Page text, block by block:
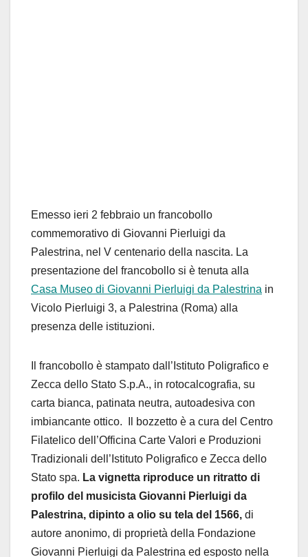
Emesso ieri 2 febbraio un francobollo
commemorativo di Giovanni Pierluigi da
Palestrina, nel V centenario della nascita. La
presentazione del francobollo si è tenuta alla
Casa Museo di Giovanni Pierluigi da Palestrina in
Vicolo Pierluigi 3, a Palestrina (Roma) alla
presenza delle istituzioni.
Il francobollo è stampato dall’Istituto Poligrafico e
Zecca dello Stato S.p.A., in rotocalcografia, su
carta bianca, patinata neutra, autoadesiva con
imbiancante ottico. Il bozzetto è a cura de l Centro
Filatelico dell’Officina Carte Valori e Produzioni
Tradizionali dell’Istituto Poligrafico e Zecca dello
Stato spa. La vignetta riproduce un ritratto di
profilo del musicista Giovanni Pierluigi da
Palestrina, dipinto a olio su tela del 1566, di
autore anonimo, di proprietà della Fondazione
Giovanni Pierluigi da Palestrina ed esposto nella